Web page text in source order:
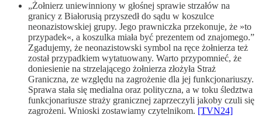
„Żołnierz uniewinniony w głośnej sprawie strzałów na
granicy z Białorusią przyszedł do sądu w koszulce
neonazistowskiej grupy. Jego prawniczka przekonuje, że »to
przypadek«, a koszulka miała być prezentem od znajomego.”
Zgadujemy, że neonazistowski symbol na ręce żołnierza też
został przypadkiem wytatuowany. Warto przypomnieć, że
doniesienie na strzelającego żołnierza złożyła Straż
Graniczna, ze względu na zagrożenie dla jej funkcjonariuszy.
Sprawa stała się medialna oraz polityczna, a w toku śledztwa
funkcjonariusze straży granicznej zaprzeczyli jakoby czuli się
zagrożeni. Wnioski zostawiamy czytelnikom. [TVN24]